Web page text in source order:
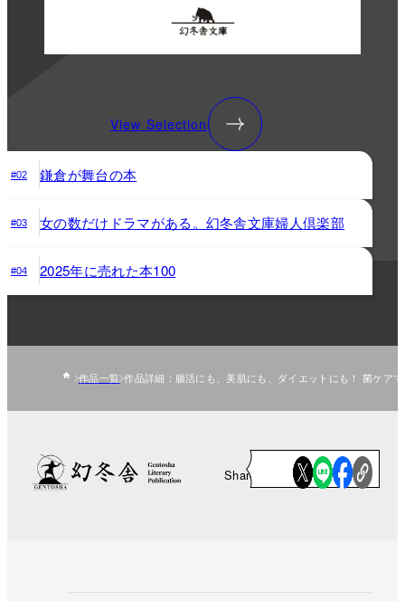
View Selection
#02 鎌倉が舞台の本
#03 女の数だけドラマがある。幻冬舎文庫婦人倶楽部
#04 2025年に売れた本100
作品一覧 作品詳細：腸活にも、美肌にも、ダイエットにも！ 菌ケア
Share